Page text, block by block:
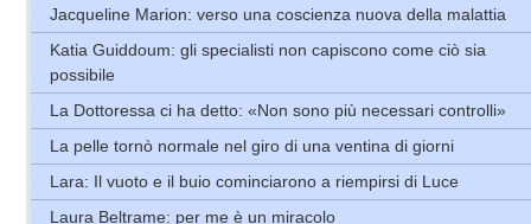
Jacqueline Marion: verso una coscienza nuova della malattia
Katia Guiddoum: gli specialisti non capiscono come ciò sia
possibile
La Dottoressa ci ha detto: «Non sono più necessari controlli»
La pelle tornò normale nel giro di una ventina di giorni
Lara: Il vuoto e il buio cominciarono a riempirsi di Luce
Laura Beltrame: per me è un miracolo